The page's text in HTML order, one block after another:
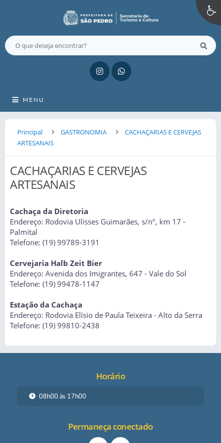
MENU
Principal GASTRONOMIA
CACHAÇARIAS E CERVEJAS
ARTESANAIS
CACHAÇARIAS E CERVEJAS
ARTESANAIS
Cachaça da Diretoria
Endereço: Rodovia Ulisses Guimarães, s/nº, km 17 -
Palmital
Telefone: (19) 99789-3191
Cervejaria Halb Zeit Bier
Endereço: Avenida dos Imigrantes, 647 - Vale do Sol
Telefone: (19) 99478-1147
Estação da Cachaça
Endereço: Rodovia Elísio de Paula Teixeira - Alto da Serra
Telefone: (19) 99810-2438
Horário
08h00 às 17h00
Permaneça conectado